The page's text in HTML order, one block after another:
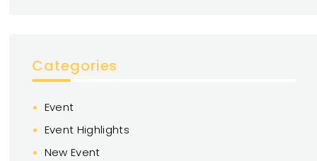
Categories
Event
Event Highlights
New Event